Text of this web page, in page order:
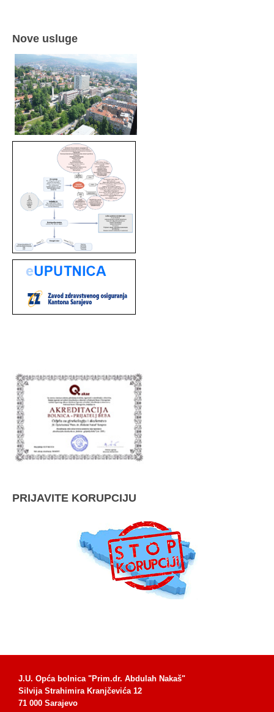
Nove usluge
PRIJAVITE KORUPCIJU
J.U. Opća bolnica "Prim.dr. Abdulah Nakaš"
Silvija Strahimira Kranjčevića 12
71 000 Sarajevo